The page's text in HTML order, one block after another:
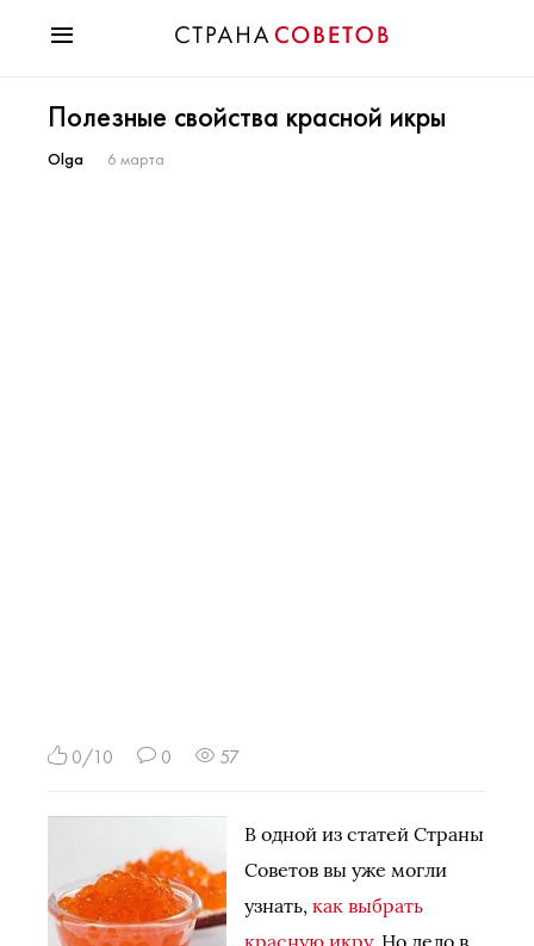
Мода
Звезды
Полезные свойства красной икры
Olga 6 марта
0/10 0 57
В одной из статей Страны
Советов вы уже могли
узнать, как выбрать
красную икру. Но дело в